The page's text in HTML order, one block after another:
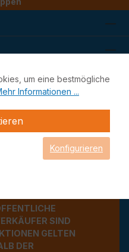
A
SIND A
GELTEN A
BU
um eine bestmögliche
Informationen ...
Konfigurieren